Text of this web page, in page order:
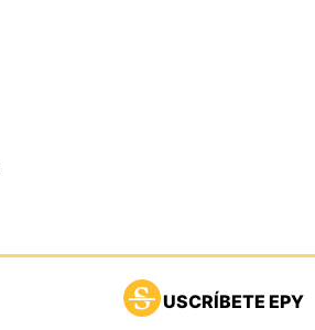
USCRÍBETE EPY